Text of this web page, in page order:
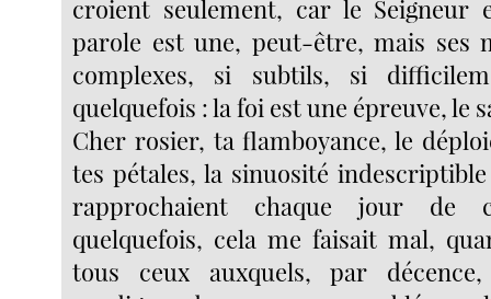
croient seulement, car le
parole est une, peut-être, mais ses
complexes, si subtils, si
quelquefois : la foi est une épreuve, le
Cher rosier, ta flamboyance, le
tes pétales, la sinuosité
rapprochaient chaque jour de
quelquefois, cela me faisait mal,
tous ceux auxquels, par